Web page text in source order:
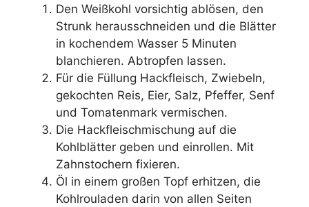
Den Weißkohl vorsichtig ablösen, den
Strunk herausschneiden und die Blätter
in kochendem Wasser 5 Minuten
blanchieren. Abtropfen lassen.
Für die Füllung Hackfleisch, Zwiebeln,
gekochten Reis, Eier, Salz, Pfeffer, Senf
und Tomatenmark vermischen.
Die Hackfleischmischung auf die
Kohlblätter geben und einrollen. Mit
Zahnstochern fixieren.
Öl in einem großen Topf erhitzen, die
Kohlrouladen darin von allen Seiten